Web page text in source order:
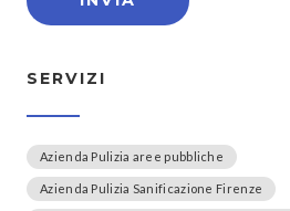
SERVIZI
Azienda Pulizia aree pubbliche
Azienda Pulizia Sanificazione Firenze